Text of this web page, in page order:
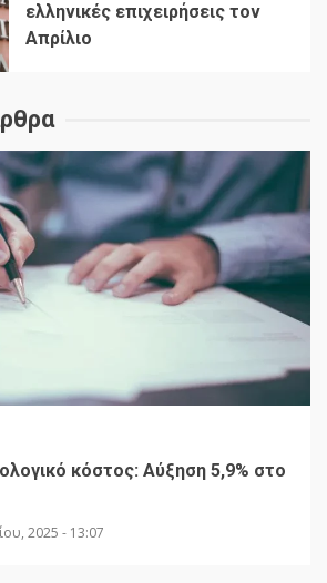
ελληνικές επιχειρήσεις τον
Απρίλιο
κόστος: Αύξηση 5,9% στο
2025 - 13:07